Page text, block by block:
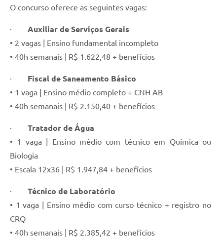
O concurso oferece as seguintes vagas:
· Auxiliar de Serviços Gerais
• 2 vagas | Ensino fundamental incompleto
• 40h semanais | R$ 1.622,48 + benefícios
· Fiscal de Saneamento Básico
• 1 vaga | Ensino médio completo + CNH AB
• 40h semanais | R$ 2.150,40 + benefícios
· Tratador de Água
• 1 vaga | Ensino médio com técnico em Química ou
Biologia
• Escala 12x36 | R$ 1.947,84 + benefícios
· Técnico de Laboratório
• 1 vaga | Ensino médio com curso técnico + registro no
CRQ
• 40h semanais | R$ 2.385,42 + benefícios